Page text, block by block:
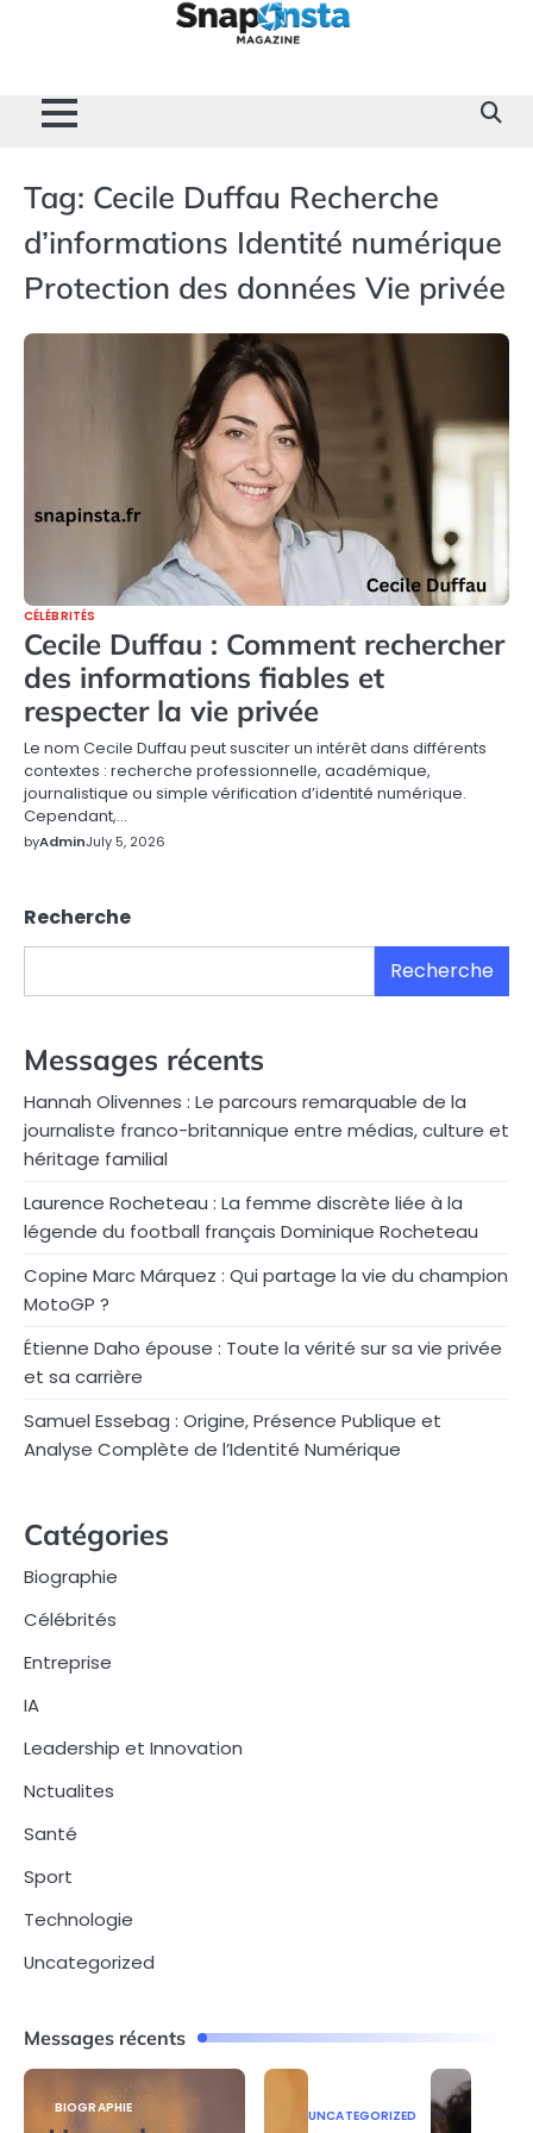
Tag: Cecile Duffau Recherche
d’informations Identité numérique
Protection des données Vie privée
CÉLÉBRITÉS
Cecile Duffau : Comment rechercher
des informations fiables et
respecter la vie privée
Le nom Cecile Duffau peut susciter un intérêt dans différents
contextes : recherche professionnelle, académique,
journalistique ou simple vérification d’identité numérique.
Cependant,…
byAdminJuly 5, 2026
Recherche
Recherche
Messages récents
Hannah Olivennes : Le parcours remarquable de la
journaliste franco-britannique entre médias, culture et
héritage familial
Laurence Rocheteau : La femme discrète liée à la
légende du football français Dominique Rocheteau
Copine Marc Márquez : Qui partage la vie du champion
MotoGP ?
Étienne Daho épouse : Toute la vérité sur sa vie privée
et sa carrière
Samuel Essebag : Origine, Présence Publique et
Analyse Complète de l’Identité Numérique
Catégories
Biographie
Célébrités
Entreprise
IA
Leadership et Innovation
Nctualites
Santé
Sport
Technologie
Uncategorized
Messages récents
BIOGRAPHIE UNCATEGORIZED